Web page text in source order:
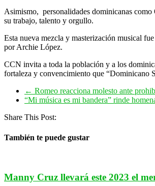
Asimismo, personalidades dominicanas
su trabajo, talento y orgullo.
Esta nueva mezcla y masterización musical
por Archie López.
CCN invita a toda la población y a los
fortaleza y convencimiento que “Dominicano
← Romeo reacciona molesto ante
“Mi música es mi bandera” rinde
Share This Post:
También te puede gustar
Manny Cruz llevará este 2023 el